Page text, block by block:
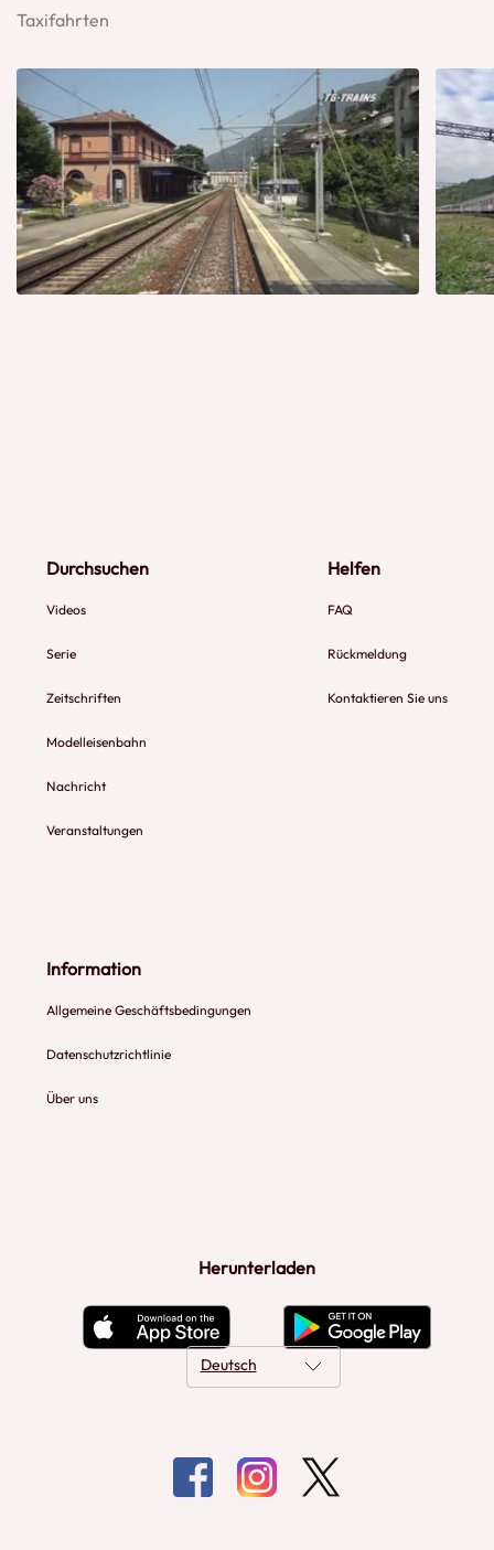
Taxifahrten
Durchsuchen
Videos
Serie
Zeitschriften
Modelleisenbahn
Nachricht
Veranstaltungen
Helfen
FAQ
Rückmeldung
Kontaktieren Sie uns
Information
Allgemeine Geschäftsbedingungen
Datenschutzrichtlinie
Über uns
Herunterladen
Deutsch